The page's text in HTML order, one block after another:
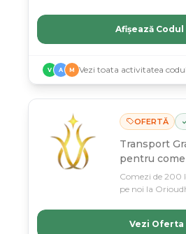
Afișează Codul
V A M Vezi toata activitatea
OFERTĂ
Transport
pentru
lei
Comezi de 200
pe noi la
Vezi Oferta